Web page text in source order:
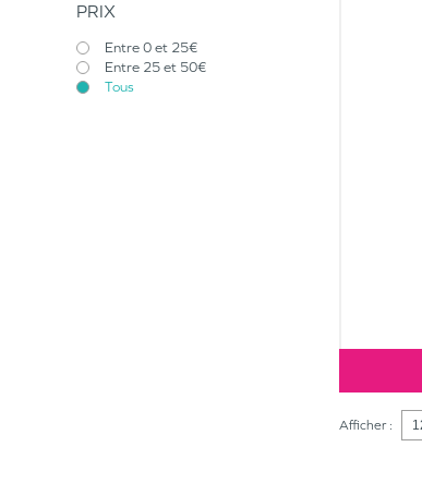
PRIX
Entre 0 et 25€
Entre 25 et 50€
Tous
Afficher :